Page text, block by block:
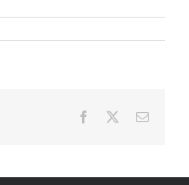
Facebook E-